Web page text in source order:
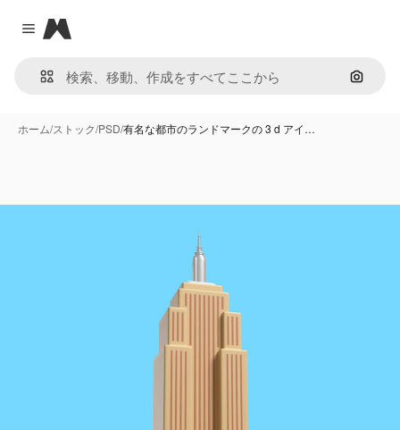
Close menu
Magnific
画像で
ホーム/ストック/PSD/有名な都市のランドマークの 3 d アイ…